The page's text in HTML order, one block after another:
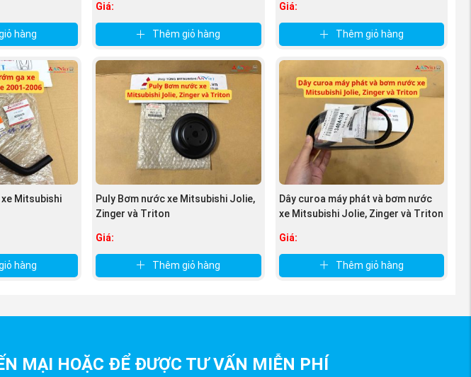
hàng
Giá:
Thêm giỏ hàng
Giá:
Thêm giỏ hàng
Mitsubishi
hàng
Puly Bơm nước xe Mitsubishi Jolie,
Zinger và Triton
Giá:
Thêm giỏ hàng
Dây curoa máy phát và bơm nước
xe Mitsubishi Jolie, Zinger và Triton
Giá:
Thêm giỏ hàng
MẠI HOẶC ĐỂ ĐƯỢC TƯ VẤN MIỄN PHÍ